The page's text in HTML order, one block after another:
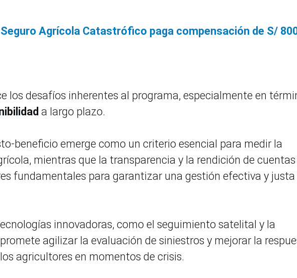
Agrícola Catastrófico paga compensación de S/
los desafíos inherentes al programa, especialmente en
a largo plazo.
beneficio emerge como un criterio esencial para medir la
mientras que la transparencia y la rendición de cuentas
fundamentales para garantizar una gestión efectiva y justa
innovadoras, como el seguimiento satelital y la
agilizar la evaluación de siniestros y mejorar la
agricultores en momentos de crisis.